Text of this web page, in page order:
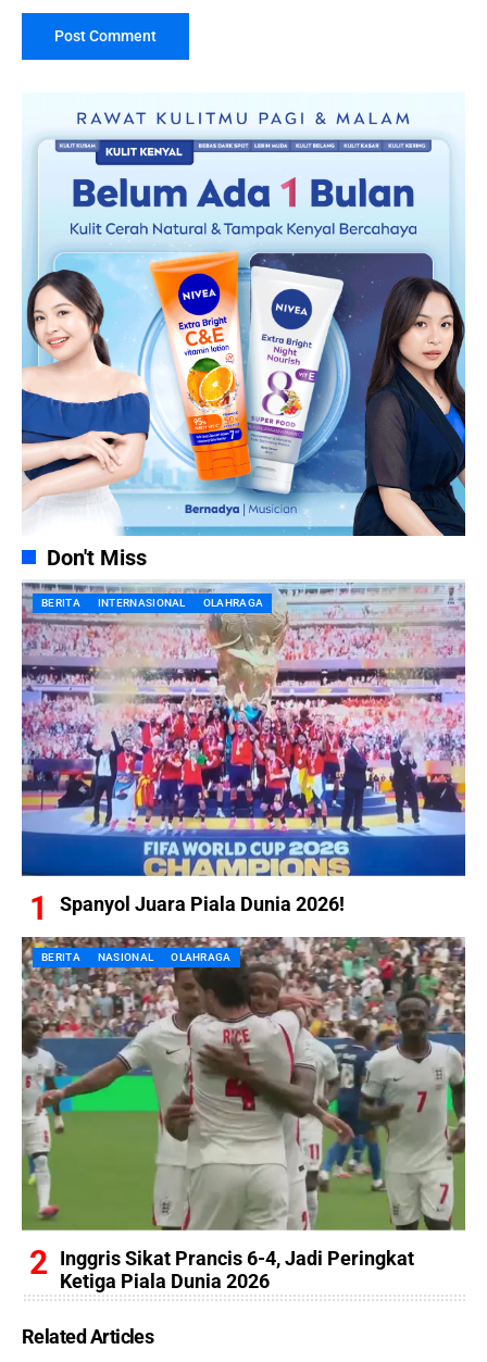
Don't Miss
BERITA INTERNASIONAL OLAHRAGA
Spanyol Juara Piala Dunia 2026!
BERITA NASIONAL OLAHRAGA
Inggris Sikat Prancis 6-4, Jadi Peringkat
Ketiga Piala Dunia 2026
Related Articles